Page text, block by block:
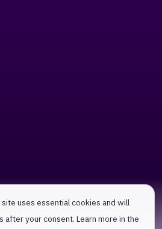
site uses essential cookies and will
after your consent. Learn more in the